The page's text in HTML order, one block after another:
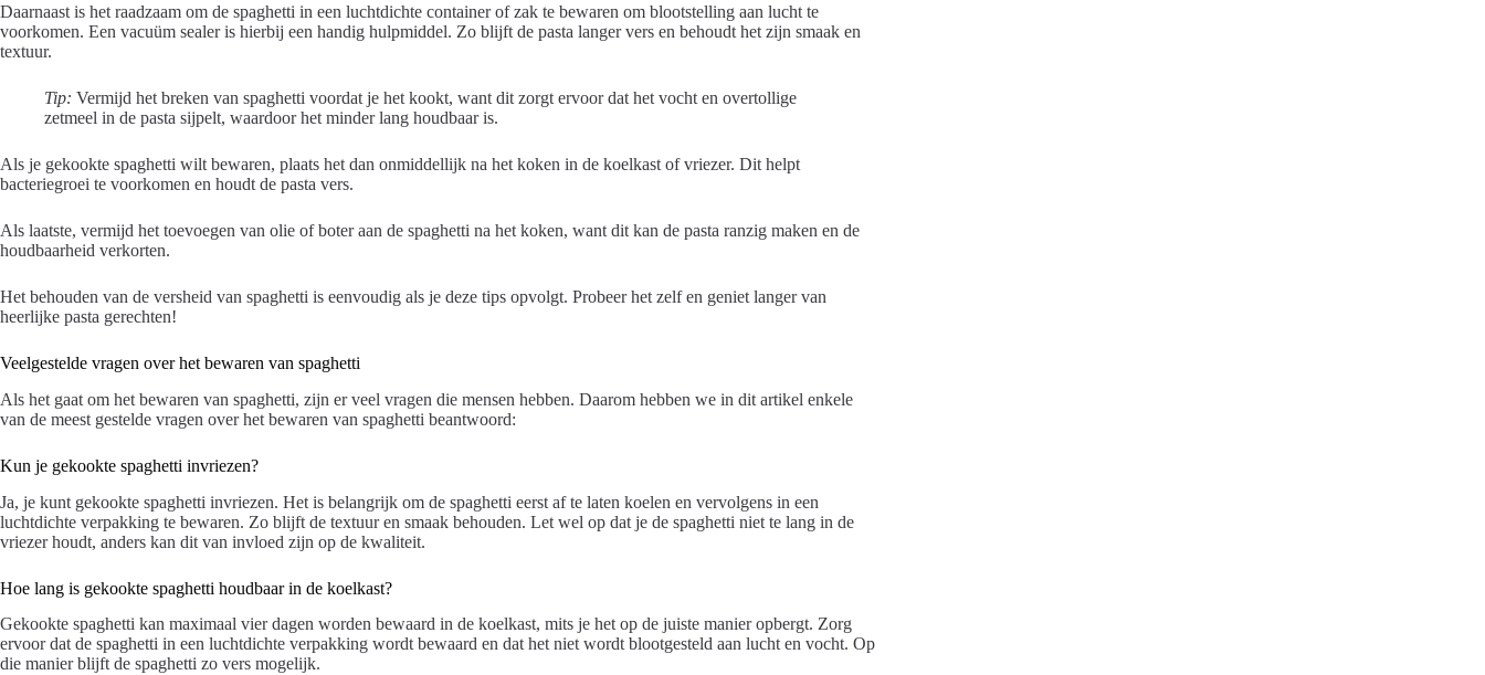
Daarnaast is het raadzaam om de spaghetti in een luchtdichte container of zak te bewaren om blootstelling aan lucht te
voorkomen. Een vacuüm sealer is hierbij een handig hulpmiddel. Zo blijft de pasta langer vers en behoudt het zijn smaak en
textuur.
Tip: Vermijd het breken van spaghetti voordat je het kookt, want dit zorgt ervoor dat het vocht en overtollige
zetmeel in de pasta sijpelt, waardoor het minder lang houdbaar is.
Als je gekookte spaghetti wilt bewaren, plaats het dan onmiddellijk na het koken in de koelkast of vriezer. Dit helpt
bacteriegroei te voorkomen en houdt de pasta vers.
Als laatste, vermijd het toevoegen van olie of boter aan de spaghetti na het koken, want dit kan de pasta ranzig maken en de
houdbaarheid verkorten.
Het behouden van de versheid van spaghetti is eenvoudig als je deze tips opvolgt. Probeer het zelf en geniet langer van
heerlijke pasta gerechten!
Veelgestelde vragen over het bewaren van spaghetti
Als het gaat om het bewaren van spaghetti, zijn er veel vragen die mensen hebben. Daarom hebben we in dit artikel enkele
van de meest gestelde vragen over het bewaren van spaghetti beantwoord:
Kun je gekookte spaghetti invriezen?
Ja, je kunt gekookte spaghetti invriezen. Het is belangrijk om de spaghetti eerst af te laten koelen en vervolgens in een
luchtdichte verpakking te bewaren. Zo blijft de textuur en smaak behouden. Let wel op dat je de spaghetti niet te lang in de
vriezer houdt, anders kan dit van invloed zijn op de kwaliteit.
Hoe lang is gekookte spaghetti houdbaar in de koelkast?
Gekookte spaghetti kan maximaal vier dagen worden bewaard in de koelkast, mits je het op de juiste manier opbergt. Zorg
ervoor dat de spaghetti in een luchtdichte verpakking wordt bewaard en dat het niet wordt blootgesteld aan lucht en vocht. Op
die manier blijft de spaghetti zo vers mogelijk.